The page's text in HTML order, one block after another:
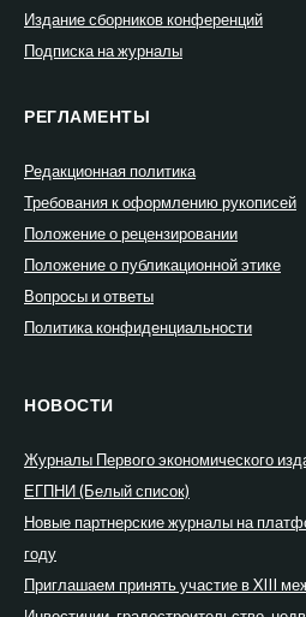
Издание сборников конференций
Подписка на журналы
РЕГЛАМЕНТЫ
Редакционная политика
Требования к оформлению рукописей
Положение о рецензировании
Положение о публикационной этике
Вопросы и ответы
Политика конфиденциальности
НОВОСТИ
Журналы Первого экономического
ЕГПНИ (Белый список)
Новые партнерские журналы на
году
Приглашаем принять участие в XIII